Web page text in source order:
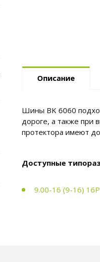
Описание
Шины BK 6060
дороге, а также при
протектора имеют
Доступные
9.00-16 (9-16)